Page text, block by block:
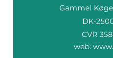
web: